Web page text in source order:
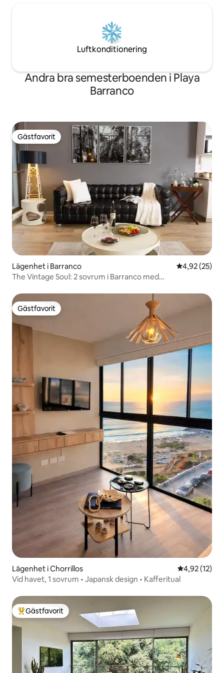
Luftkonditionering
Andra bra semesterboenden i Playa
Barranco
Gästfavorit
Gästfavorit
Lägenhet i Barranco 4,92 av 5 i
4,92 (25)
The Vintage Soul: 2 sovrum i Barranco med
Gästfavorit
Gästfavorit
Lägenhet i Chorrillos 4,92 av 5 i
4,92 (12)
Vid havet, 1 sovrum • Japansk design • Kafferitual
Populär gästfavorit
Gästfavorit